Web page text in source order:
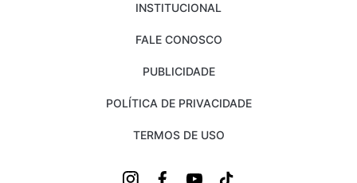
INSTITUCIONAL
FALE CONOSCO
PUBLICIDADE
POLÍTICA DE PRIVACIDADE
TERMOS DE USO